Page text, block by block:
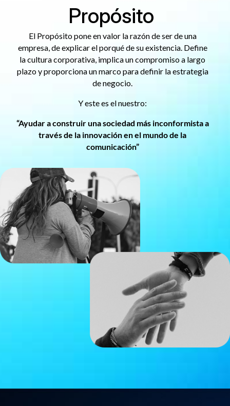
Propósito
El Propósito pone en valor la razón de ser de una
empresa, de explicar el porqué de su existencia. Define
la cultura corporativa, implica un compromiso a largo
plazo y proporciona un marco para definir la estrategia
de negocio.
Y este es el nuestro:
“Ayudar a construir una sociedad más inconformista a
través de la innovación en el mundo de la
comunicación”